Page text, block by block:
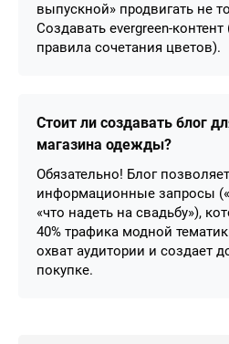
выпускной» продвигать не
Создавать evergreen-
правила сочетания цветов).
Стоит ли создавать блог
магазина одежды?
Обязательно! Блог
информационные запросы
«что надеть на свадьбу»),
40% трафика модной
охват аудитории и создает
покупке.